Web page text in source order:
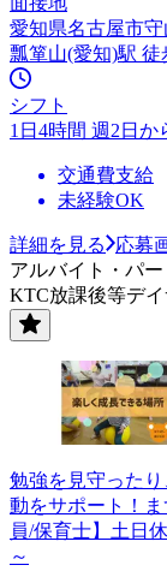
愛知県名古屋市
瓢箪山(愛知)駅 徒
シフト
1日4時間 週2日か
交通費支給
未経験OK
詳細を見る
応募
アルバイト・パー
KTC放課後等デ
勉強を見守った
動をサポート！
員/保育士】土日
～